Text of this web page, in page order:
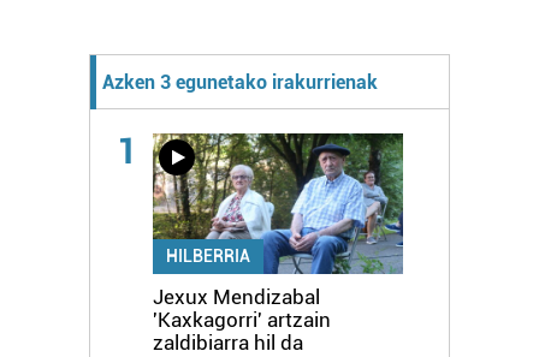
Azken 3 egunetako irakurrienak
1
HILBERRIA
Jexux Mendizabal
'Kaxkagorri' artzain
zaldibiarra hil da